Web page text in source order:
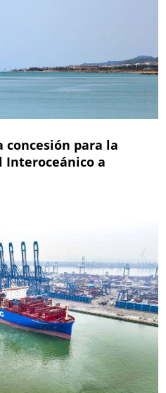
concesión para la
Interoceánico a